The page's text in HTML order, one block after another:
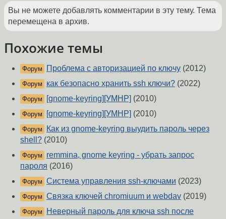
Вы не можете добавлять комментарии в эту тему. Тема
перемещена в архив.
Похожие темы
Форум Проблема с авторизацией по ключу (2012)
Форум как безопасно хранить ssh ключи? (2022)
Форум [gnome-keyring][УМНР] (2010)
Форум [gnome-keyring][УМНР] (2010)
Форум
Как из gnome-keyring выудить пароль через
shell? (2010)
Форум
remmina, gnome keyring - убрать запрос
пароля (2016)
Форум Система управления ssh-ключами (2023)
Форум Связка ключей chromiuum и webdav (2019)
Форум
Неверный пароль для ключа ssh после